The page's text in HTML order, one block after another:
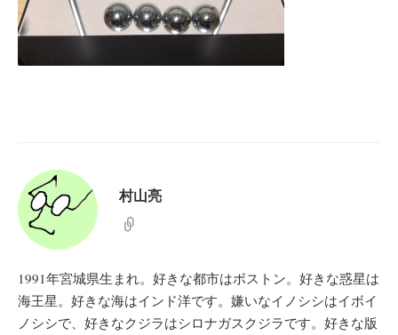
村山亮
1991年宮城県生まれ。好きな都市はボストン。好きな惑星は
海王星。好きな海はインド洋です。嫌いなイノシシはイボイ
ノシシで、好きなクジラはシロナガスクジラです。好きな版